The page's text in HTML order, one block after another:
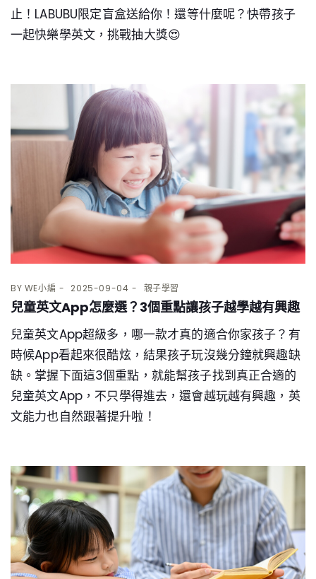
止！LABUBU限定盲盒送給你！還等什麼呢？快帶孩子
一起快樂學英文，挑戰抽大獎😍
BY WE小編 2025-09-04 親子學習
兒童英文App怎麼選？3個重點讓孩子越學越有興趣
兒童英文App超級多，哪一款才真的適合你家孩子？有
時候App看起來很酷炫，結果孩子玩沒幾分鐘就興趣缺
缺。掌握下面這3個重點，就能幫孩子找到真正合適的
兒童英文App，不只學得進去，還會越玩越有興趣，英
文能力也自然跟著提升啦！